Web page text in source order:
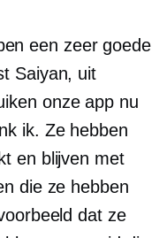
een zeer goede
Saiyan, uit
onze app nu
ik. Ze hebben
en blijven met
die ze hebben
dat ze